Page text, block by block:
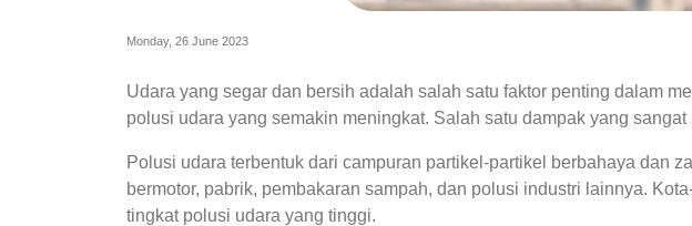
Monday, 26 June 2023
Udara yang segar dan bersih adalah salah satu faktor penting dalam
polusi udara yang semakin meningkat. Salah satu dampak yang
Polusi udara terbentuk dari campuran partikel-partikel berbahaya dan
bermotor, pabrik, pembakaran sampah, dan polusi industri lainnya.
tingkat polusi udara yang tinggi.